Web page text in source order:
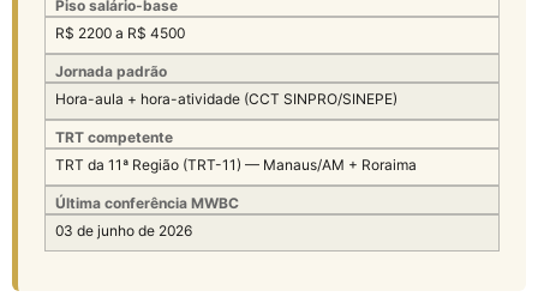
Piso salário-base
R$ 2200 a R$ 4500
Jornada padrão
Hora-aula + hora-atividade (CCT SINPRO/SINEPE)
TRT competente
TRT da 11ª Região (TRT-11) — Manaus/AM + Roraima
Última conferência MWBC
03 de junho de 2026